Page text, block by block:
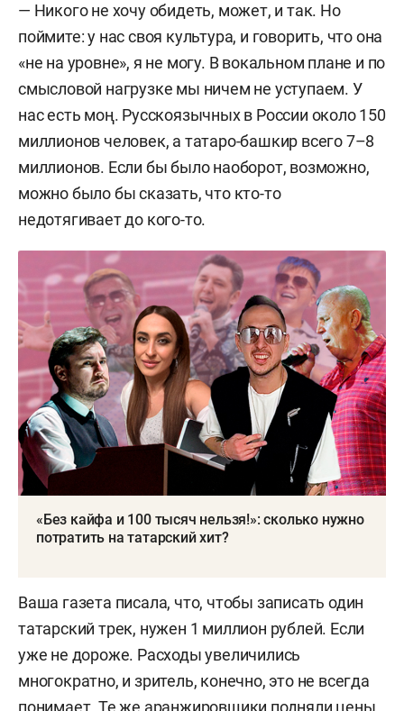
— Никого не хочу обидеть, может, и так. Но
поймите: у нас своя культура, и говорить, что она
«не на уровне», я не могу. В вокальном плане и по
смысловой нагрузке мы ничем не уступаем. У
нас есть моң. Русскоязычных в России около 150
миллионов человек, а татаро-башкир всего 7–8
миллионов. Если бы было наоборот, возможно,
можно было бы сказать, что кто-то
недотягивает до кого-то.
«Без кайфа и 100 тысяч нельзя!»: сколько нужно
потратить на татарский хит?
Ваша газета писала, что, чтобы записать один
татарский трек, нужен 1 миллион рублей. Если
уже не дороже. Расходы увеличились
многократно, и зритель, конечно, это не всегда
понимает. Те же аранжировщики подняли цены